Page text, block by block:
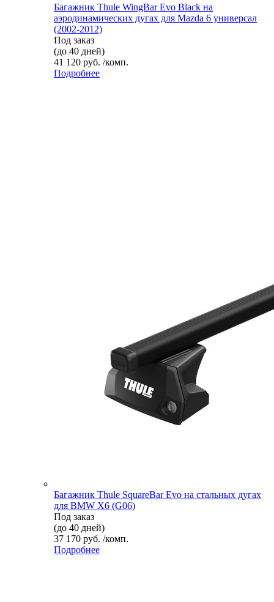
Багажник Thule WingBar Evo Black на
аэродинамических дугах для Mazda 6 универсал
(2002-2012)
Под заказ
(до 40 дней)
41 120 руб. /комп.
Подробнее
Багажник Thule SquareBar Evo на стальных дугах
для BMW X6 (G06)
Под заказ
(до 40 дней)
37 170 руб. /комп.
Подробнее